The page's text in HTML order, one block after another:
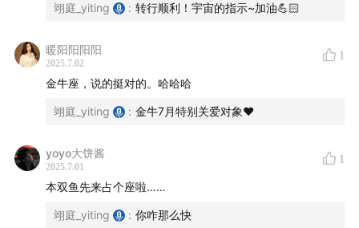
处女座
34:10 摩羯座
巨蟹座
1:04:55双鱼座
/欢迎与我们在线交流/
翊庭_yiting : 转行顺利！宇宙的指示~加油💪🏻
暖阳阳阳阳
2025.7.02
1
金牛座，说的挺对的。哈哈哈
翊庭_yiting : 金牛7月特别关爱对象❤️
yoyo大饼酱
2025.7.01
1
本双鱼先来占个座啦……
翊庭_yiting : 你咋那么快